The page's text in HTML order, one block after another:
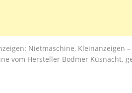
Nietmaschine, Kleinanzeigen
vom Hersteller Bodmer Küsnacht.